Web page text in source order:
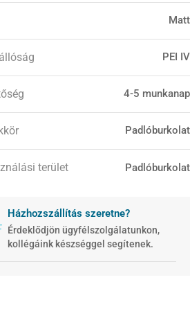
Matt
PEI IV
4-5 munkanap
Padlóburkolat
terület Padlóburkolat
Házhozszállítás szeretne?
Érdeklődjön ügyfélszolgálatunkon,
kollégáink készséggel segítenek.